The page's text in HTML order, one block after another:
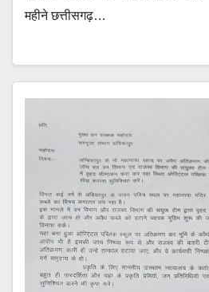
महीने छत्तीसगढ़…